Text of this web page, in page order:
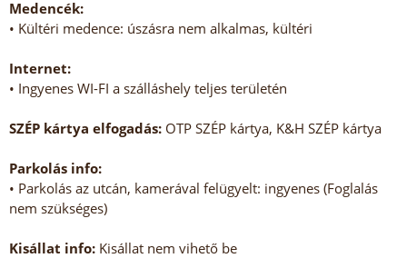
Medencék:
• Kültéri medence: úszásra nem alkalmas, kültéri
Internet:
• Ingyenes WI-FI a szálláshely teljes területén
SZÉP kártya elfogadás: OTP SZÉP kártya, K&H SZÉP kártya
Parkolás info:
• Parkolás az utcán, kamerával felügyelt: ingyenes (Foglalás
nem szükséges)
Kisállat info: Kisállat nem vihető be